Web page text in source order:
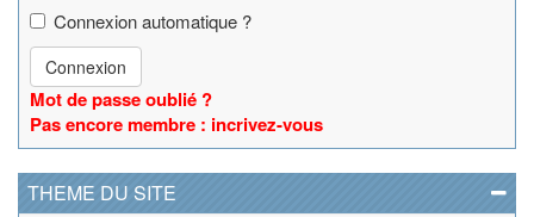
Connexion automatique ?
Connexion
Mot de passe oublié ?
Pas encore membre : incrivez-vous
THEME DU SITE